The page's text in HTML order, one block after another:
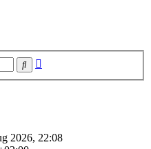
Suche
2026, 22:08